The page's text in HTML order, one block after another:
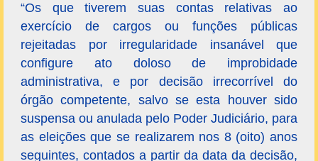
“Os que tiverem suas contas relativas ao
exercício de cargos ou funções públicas
rejeitadas por irregularidade insanável que
configure ato doloso de improbidade
administrativa, e por decisão irrecorrível do
órgão competente, salvo se esta houver sido
suspensa ou anulada pelo Poder Judiciário, para
as eleições que se realizarem nos 8 (oito) anos
seguintes, contados a partir da data da decisão,